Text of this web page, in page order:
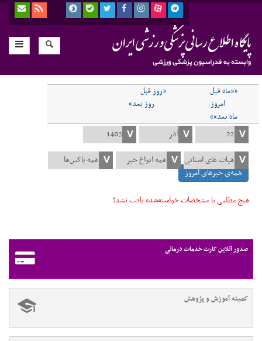
««ماه قبل
«روز قبل
امروز
روز بعد»
ماه بعد»»
همه‌ی خبرهای امروز
هیچ مطلبی با مشخصات خواسته‌شده یافت نشد!
صدور آنلاین کارت خدمات درمانی
کمیته آموزش و پژوهش